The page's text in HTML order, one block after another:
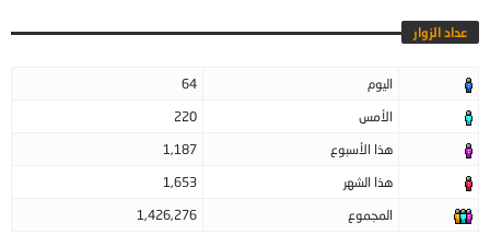
عداد الزوار
اليوم
64
الأمس
220
هذا الأسبوع
1,187
هذا الشهر
1,653
المجموع
1,426,276